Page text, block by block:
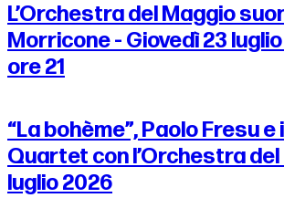
L’Orchestra del Maggio
Morricone - Giovedì 23
ore 21
“La bohème”, Paolo Fresu e
Quartet con l’Orchestra del
luglio 2026